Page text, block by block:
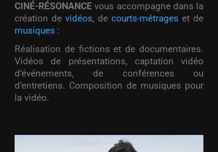
CINÉ-RÉSONANCEvous accompagne dans la
création de vidéos, de courts-métrages et de
musiques :
Réalisation de fictions et de documentaires.
Vidéos de présentations, captation vidéo
d’événements, de conférences ou
d’entretiens. Composition de musiques pour
la vidéo.